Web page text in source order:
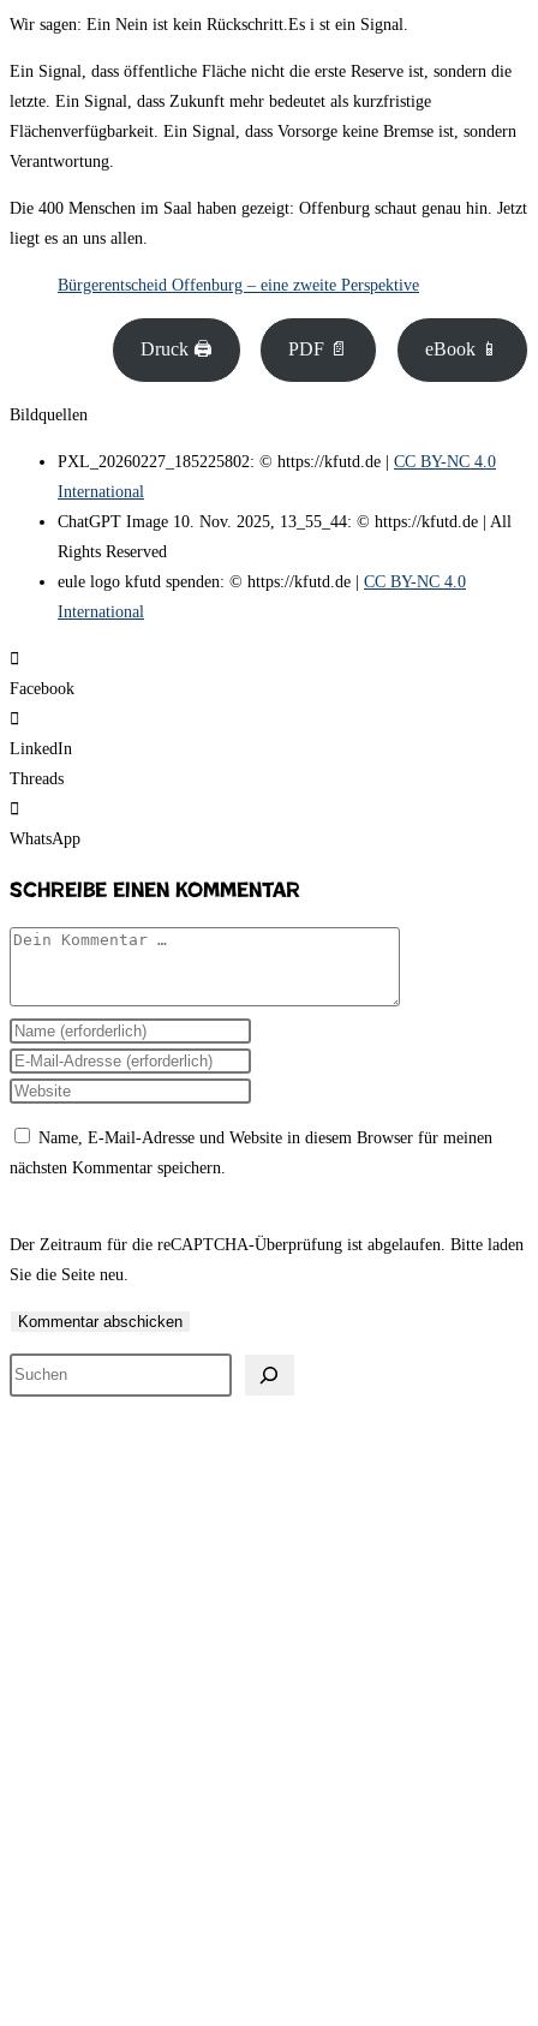
Wir sagen: Ein Nein ist kein Rückschritt.Es i st ein Signal.
Ein Signal, dass öffentliche Fläche nicht die erste Reserve ist, sondern die
letzte. Ein Signal, dass Zukunft mehr bedeutet als kurzfristige
Flächenverfügbarkeit. Ein Signal, dass Vorsorge keine Bremse ist, sondern
Verantwortung.
Die 400 Menschen im Saal haben gezeigt: Offenburg schaut genau hin. Jetzt
liegt es an uns allen.
Bürgerentscheid Offenburg – eine zweite Perspektive
Druck 🖨 PDF 📄 eBook 📱
Bildquellen
PXL_20260227_185225802: © https://kfutd.de | CC BY-NC 4.0
International
ChatGPT Image 10. Nov. 2025, 13_55_44: © https://kfutd.de | All
Rights Reserved
eule logo kfutd spenden: © https://kfutd.de | CC BY-NC 4.0
International
Facebook
LinkedIn
Threads
WhatsApp
Schreibe einen Kommentar
Kommentar
Gib
deinen
Namen
Benutzernamen
ein
Gib
deine
Kommentieren
ein
Gib
(optional)
Name, E-Mail-Adresse und Website in diesem Browser für meinen
nächsten Kommentar speichern.
Der Zeitraum für die reCAPTCHA-Überprüfung ist abgelaufen. Bitte laden
Sie die Seite neu.
Suchen